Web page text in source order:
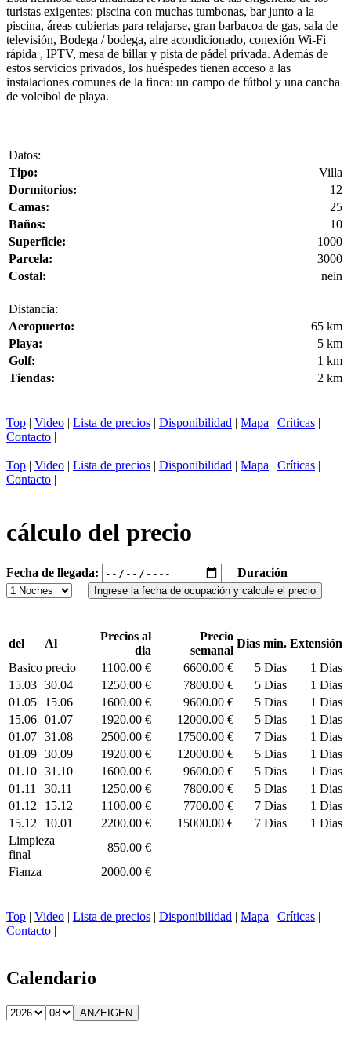
turistas exigentes: piscina con muchas tumbonas, bar junto a la
piscina, áreas cubiertas para relajarse, gran barbacoa de gas, sala de
televisión, Bodega / bodega, aire acondicionado, conexión Wi-Fi
rápida , IPTV, mesa de billar y pista de pádel privada. Además de
estos servicios privados, los huéspedes tienen acceso a las
instalaciones comunes de la finca: un campo de fútbol y una cancha
de voleibol de playa.
Datos:
Tipo:
Villa
Dormitorios:
12
Camas:
25
Baños:
10
Superficie:
1000
Parcela:
3000
Costal:
nein
Distancia:
Aeropuerto:
65 km
Playa:
5 km
Golf:
1 km
Tiendas:
2 km
Top | Video | Lista de precios | Disponibilidad | Mapa | Críticas |
Contacto |
Top | Video | Lista de precios | Disponibilidad | Mapa | Críticas |
Contacto |
cálculo del precio
Fecha de llegada: Duración
del Al
Precios al
dia
Precio
semanal
Dias min. Extensión
Basico precio
1100.00 € 6600.00 € 5 Dias
1 Dias
15.03 30.04 1250.00 € 7800.00 € 5 Dias
1 Dias
01.05
15.06 1600.00 € 9600.00 € 5 Dias
1 Dias
15.06 01.07 1920.00 € 12000.00 € 5 Dias
1 Dias
01.07 31.08 2500.00 € 17500.00 € 7 Dias
1 Dias
01.09 30.09 1920.00 € 12000.00 € 5 Dias
1 Dias
01.10 31.10 1600.00 € 9600.00 € 5 Dias
1 Dias
01.11
30.11 1250.00 € 7800.00 € 5 Dias
1 Dias
01.12
15.12 1100.00 € 7700.00 € 7 Dias
1 Dias
15.12
10.01 2200.00 € 15000.00 € 7 Dias
1 Dias
Limpieza
final
850.00 €
Fianza
2000.00 €
Top | Video | Lista de precios | Disponibilidad | Mapa | Críticas |
Contacto |
Calendario